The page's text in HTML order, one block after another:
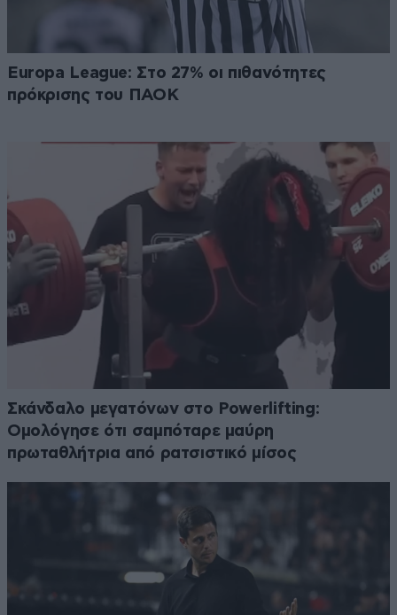
Europa League: Στο 27% οι πιθανότητες
πρόκρισης του ΠΑΟΚ
Σκάνδαλο μεγατόνων στο Powerlifting:
Ομολόγησε ότι σαμπόταρε μαύρη
πρωταθλήτρια από ρατσιστικό μίσος